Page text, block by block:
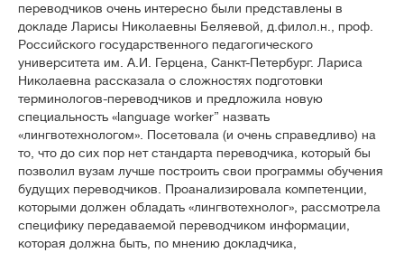
переводчиков очень интересно были представлены в
докладе Ларисы Николаевны Беляевой, д.филол.н., проф.
Российского государственного педагогического
университета им. А.И. Герцена, Санкт-Петербург. Лариса
Николаевна рассказала о сложностях подготовки
терминологов-переводчиков и предложила новую
специальность «language worker” назвать
«лингвотехнологом». Посетовала (и очень справедливо) на
то, что до сих пор нет стандарта переводчика, который бы
позволил вузам лучше построить свои программы обучения
будущих переводчиков. Проанализировала компетенции,
которыми должен обладать «лингвотехнолог», рассмотрела
специфику передаваемой переводчиком информации,
которая должна быть, по мнению докладчика,